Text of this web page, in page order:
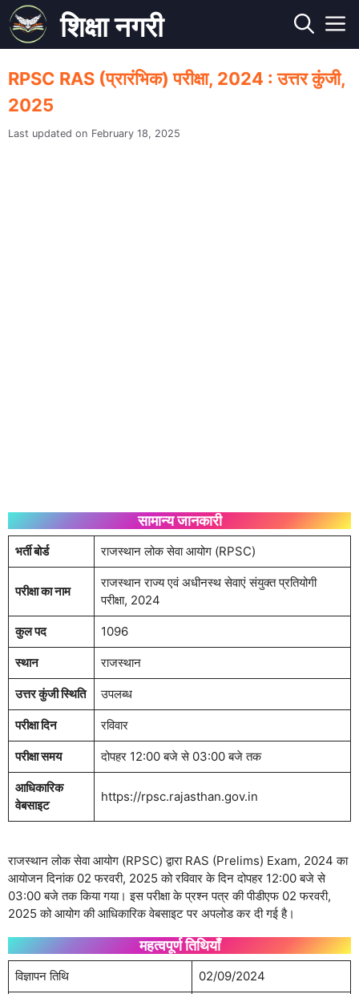
Skip
to
content
शिक्षा नगरी
RPSC RAS (प्रारंभिक) परीक्षा, 2024 : उत्तर कुंजी,
2025
February 18, 2025
सामान्य जानकारी
भर्ती बोर्ड राजस्थान लोक सेवा आयोग (RPSC)
परीक्षा का नाम
राजस्थान राज्य एवं अधीनस्थ सेवाएं संयुक्त प्रतियोगी
परीक्षा, 2024
कुल पद 1096
स्थान राजस्थान
उत्तर कुंजी स्थिति उपलब्ध
परीक्षा दिन रविवार
परीक्षा समय दोपहर 12:00 बजे से 03:00 बजे तक
आधिकारिक
वेबसाइट
https://rpsc.rajasthan.gov.in
राजस्थान लोक सेवा आयोग (RPSC) द्वारा RAS (Prelims) Exam, 2024 का
आयोजन दिनांक 02 फरवरी, 2025 को रविवार के दिन दोपहर 12:00 बजे से
03:00 बजे तक किया गया। इस परीक्षा के प्रश्न पत्र की पीडीएफ 02 फरवरी,
2025 को आयोग की आधिकारिक वेबसाइट पर अपलोड कर दी गई है।
महत्वपूर्ण तिथियाँ
विज्ञापन तिथि 02/09/2024